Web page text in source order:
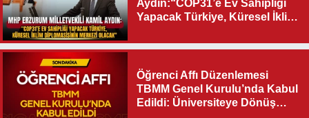
Aydın:“COP31’e Ev Sahipliği
Yapacak Türkiye, Küresel İklim
Olacak"
Öğrenci Affı Düzenlemesi
TBMM Genel Kurulu’nda Kabul
Edildi: Üniversiteye Dönüş